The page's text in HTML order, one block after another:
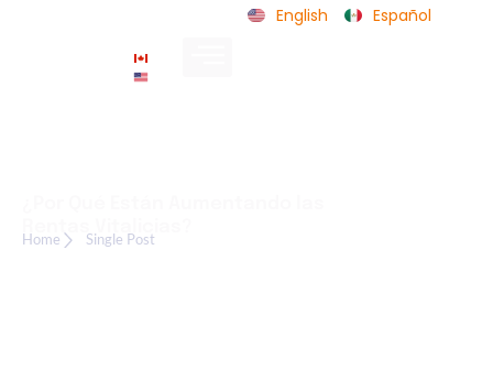
English Español
Home Single Post